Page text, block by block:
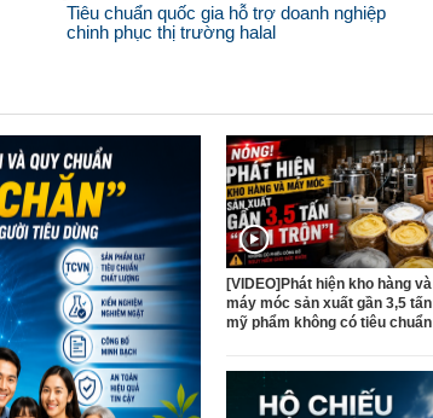
Tiêu chuẩn quốc gia hỗ trợ doanh nghiệp
chinh phục thị trường halal
[VIDEO]Phát hiện kho hàng và
máy móc sản xuất gần 3,5 tấn
mỹ phẩm không có tiêu chuẩn